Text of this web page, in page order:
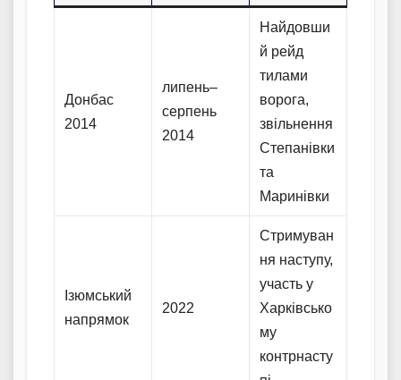
Донбас
2014
липень–
серпень
2014
Найдовши
й рейд
тилами
ворога,
звільнення
Степанівки
та
Маринівки
Ізюмський
напрямок
2022
Стримуван
ня наступу,
участь у
Харківсько
му
контрнасту